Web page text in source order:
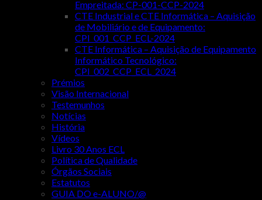
Empreitada: CP-001-CCP-2024
CTE Industrial e CTE Informática – Aquisição
de Mobiliário e de Equipamento:
CPI_001_CCP_ECL-2024
CTE Informática – Aquisição de Equipamento
Informático Tecnológico:
CPI_002_CCP_ECL_2024
Prémios
Visão Internacional
Testemunhos
Notícias
História
Vídeos
Livro 30 Anos ECL
Política de Qualidade
Órgãos Sociais
Estatutos
GUIA DO e-ALUNO/@